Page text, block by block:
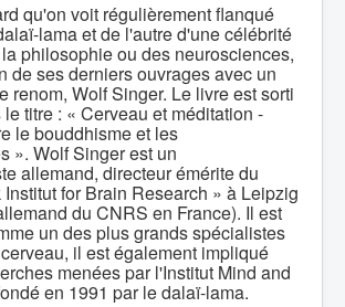
qu'on voit régulièrement flanqué
lama et de l'autre d'une célébrité
philosophie ou des neurosciences,
de ses derniers ouvrages avec un
renom, Wolf Singer. Le livre est sorti
titre : « Cerveau et méditation -
le bouddhisme et les
». Wolf Singer est un
allemand, directeur émérite du
for Brain Research » à Leipzig
du CNRS en France). Il est
un des plus grands spécialistes
il est également impliqué
menées par l'Institut Mind and
en 1991 par le dalaï-lama.